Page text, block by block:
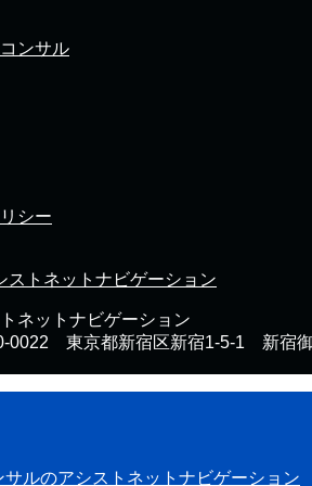
ンサル
シー
ネットナビゲーション
0022 東京都新宿区新宿1-5-1 新宿
サルのアシストネットナビゲーション